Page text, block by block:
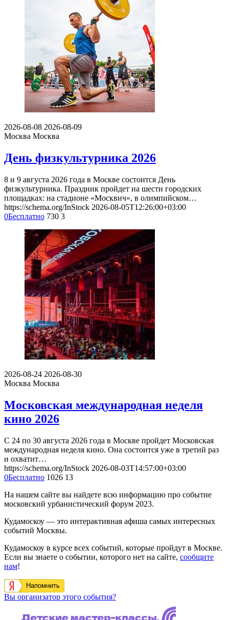
2026-08-08 2026-08-09
Москва Москва
День физкультурника 2026
8 и 9 августа 2026 года в Москве состоится День
физкультурника. Праздник пройдет на шести городских
площадках: на стадионе «Москвич», в олимпийском…
https://schema.org/InStock 2026-08-05T12:26:00+03:00
0Бесплатно 730 3
2026-08-24 2026-08-30
Москва Москва
Московская международная неделя
кино 2026
С 24 по 30 августа 2026 года в Москве пройдет Московская
международная неделя кино. Она состоится уже в третий раз
и охватит…
https://schema.org/InStock 2026-08-03T14:57:00+03:00
0Бесплатно 1026 13
На нашем сайте вы найдете всю информацию про событие
московский урбанистический форум 2023.
Кудамоскоу — это интерактивная афиша самых интересных
событий Москвы.
Кудамоскоу в курсе всех событий, которые пройдут в Москве.
Если вы знаете о событии, которого нет на сайте, сообщите
нам!
Напомнить
Вы организатор этого события?